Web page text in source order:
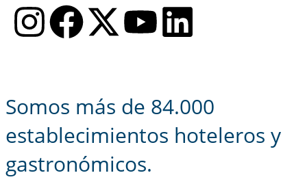
Somos más de 84.000
establecimientos hoteleros y
gastronómicos.